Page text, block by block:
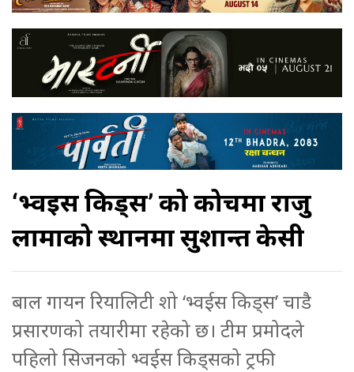
‘भ्वईस किड्स’ को कोचमा राजु
लामाको स्थानमा सुशान्त केसी
बाल गायन रियालिटी शो ‘भ्वईस किड्स’ चाडै
प्रसारणको तयारीमा रहेको छ। टीम प्रमोदले
पहिलो सिजनको भ्वईस किड्सको ट्रफी